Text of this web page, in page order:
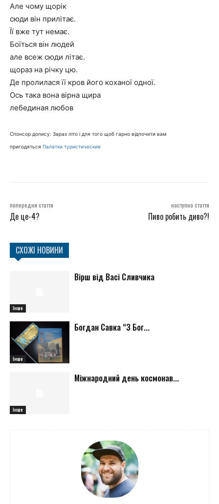
Але чому щорік
сюди він прилітає.
Її вже тут немає.
Боїться він людей
але всеж сюди літає.
щораз на річку цю.
Де пролилася її кров його коханої одної.
Ось така вона вірна щира
лебединая любов
Спонсор допису: Зараз літо і для того щоб гарно відпочити вам
пригодяться Палатки туристические
попередня стаття
Де це-4?
наступна стаття
Пиво робить диво?!
СХОЖІ НОВИНИ
Інше
Вірш від Васі Сливчика
Інше
Богдан Савка “З Бог...
Інше
Міжнародний день космонав...